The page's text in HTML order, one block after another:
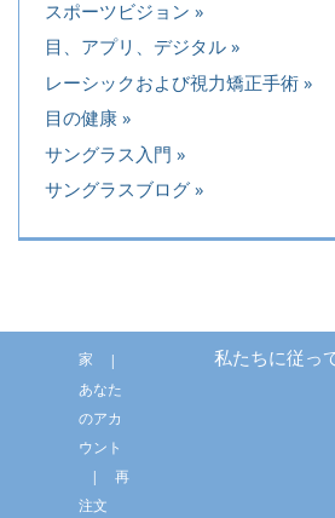
スポーツビジョン
目、アプリ、デジタル
レーシックおよび視力矯正手術
目の健康
サングラス入門
サングラスブログ
家
あなた
のアカ
ウント
再
注文
私たちに従っ